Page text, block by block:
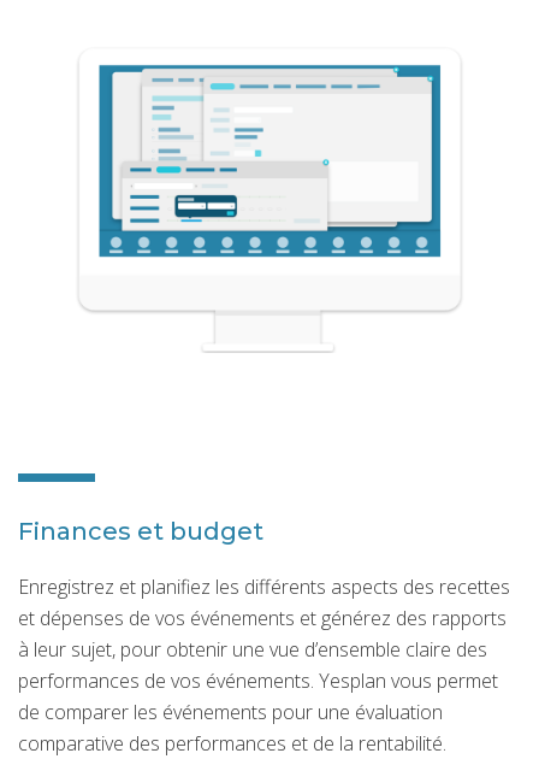
Finances et budget
Enregistrez et planifiez les différents aspects des recettes
et dépenses de vos événements et générez des rapports
à leur sujet, pour obtenir une vue d’ensemble claire des
performances de vos événements. Yesplan vous permet
de comparer les événements pour une évaluation
comparative des performances et de la rentabilité.